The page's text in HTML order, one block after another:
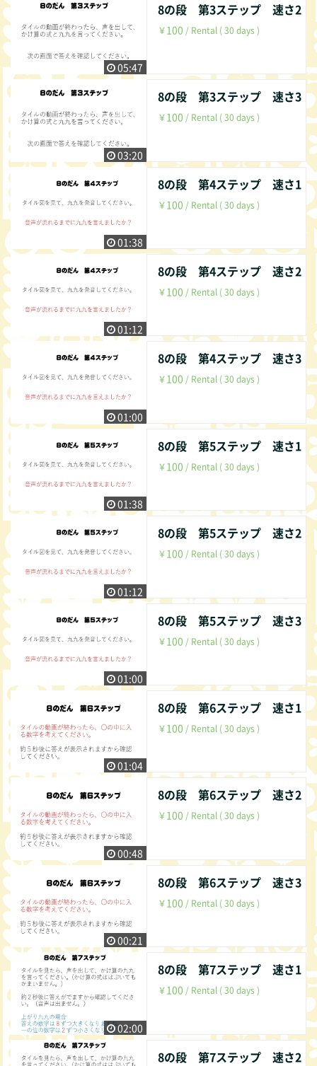
05:47
8の段 第3ステップ 速さ2
￥100 / Rental ( 30 days )
03:20
8の段 第3ステップ 速さ3
￥100 / Rental ( 30 days )
01:38
8の段 第4ステップ 速さ1
￥100 / Rental ( 30 days )
01:12
8の段 第4ステップ 速さ2
￥100 / Rental ( 30 days )
01:00
8の段 第4ステップ 速さ3
￥100 / Rental ( 30 days )
01:38
8の段 第5ステップ 速さ1
￥100 / Rental ( 30 days )
01:12
8の段 第5ステップ 速さ2
￥100 / Rental ( 30 days )
01:00
8の段 第5ステップ 速さ3
￥100 / Rental ( 30 days )
01:04
8の段 第6ステップ 速さ1
￥100 / Rental ( 30 days )
00:48
8の段 第6ステップ 速さ2
￥100 / Rental ( 30 days )
00:21
8の段 第6ステップ 速さ3
￥100 / Rental ( 30 days )
02:00
8の段 第7ステップ 速さ1
￥100 / Rental ( 30 days )
8の段 第7ステップ 速さ2